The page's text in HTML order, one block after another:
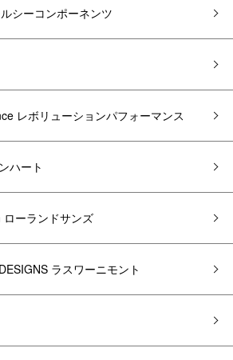
シーコンポーネンツ
レボリューションパフォーマンス
ハート
ーランドサンズ
ラスワーニモント